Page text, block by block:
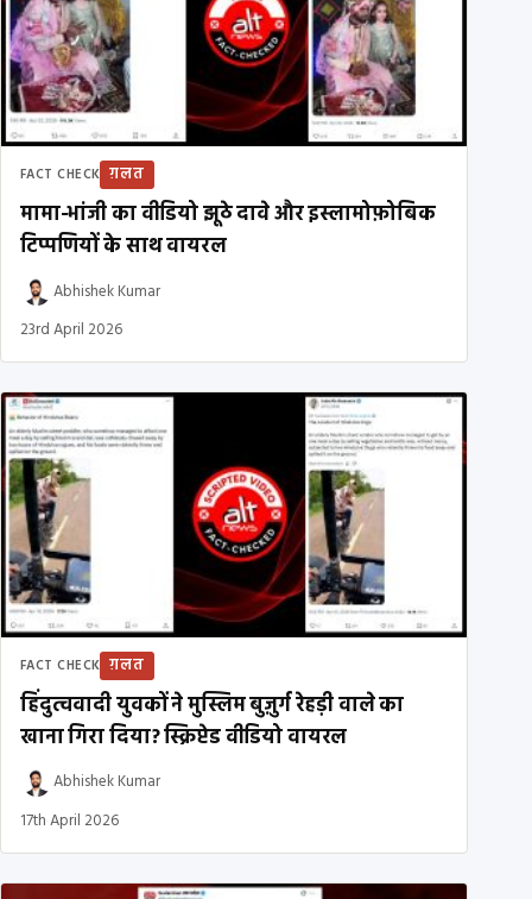
FACT CHECK ग़लत
मामा-भांजी का वीडियो झूठे दावे और इस्लामोफ़ोबिक
टिप्पणियों के साथ वायरल
Abhishek Kumar
23rd April 2026
FACT CHECK ग़लत
हिंदुत्ववादी युवकों ने मुस्लिम बुज़ुर्ग रेहड़ी वाले का
खाना गिरा दिया? स्क्रिप्टेड वीडियो वायरल
Abhishek Kumar
17th April 2026